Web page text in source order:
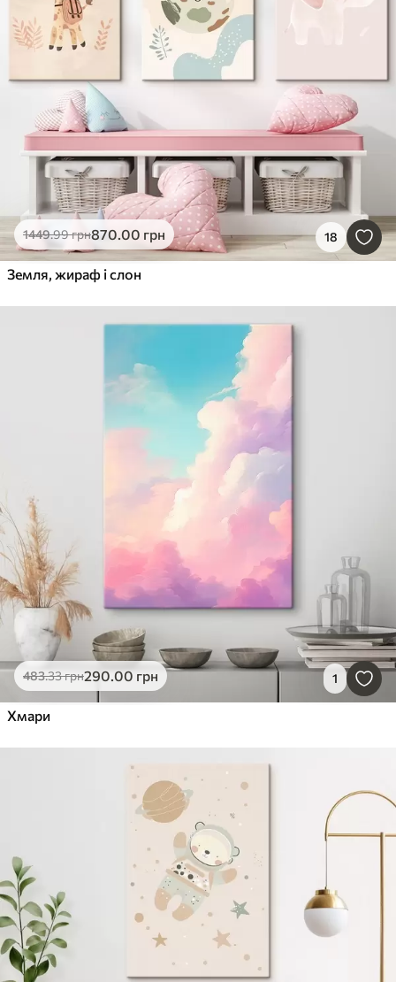
1449.99грн870.00 грн 18
Земля, жираф і слон
483.33грн290.00 грн 1
Хмари